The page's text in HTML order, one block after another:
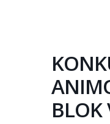
BLOK